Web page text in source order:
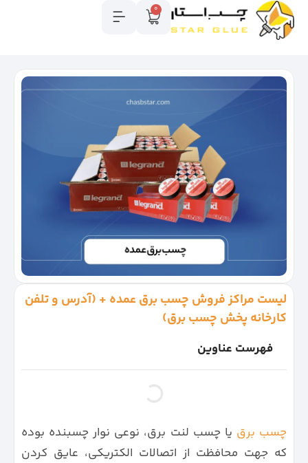
0
لیست مراکز فروش چسب برق عمده + (آدرس و تلفن
کارخانه پخش چسب برق)
فهرست عناوین
چسب برق یا چسب لنت برق، نوعی نوار چسبنده بوده
که جهت محافظت از اتصالات الکتریکی، عایق کردن